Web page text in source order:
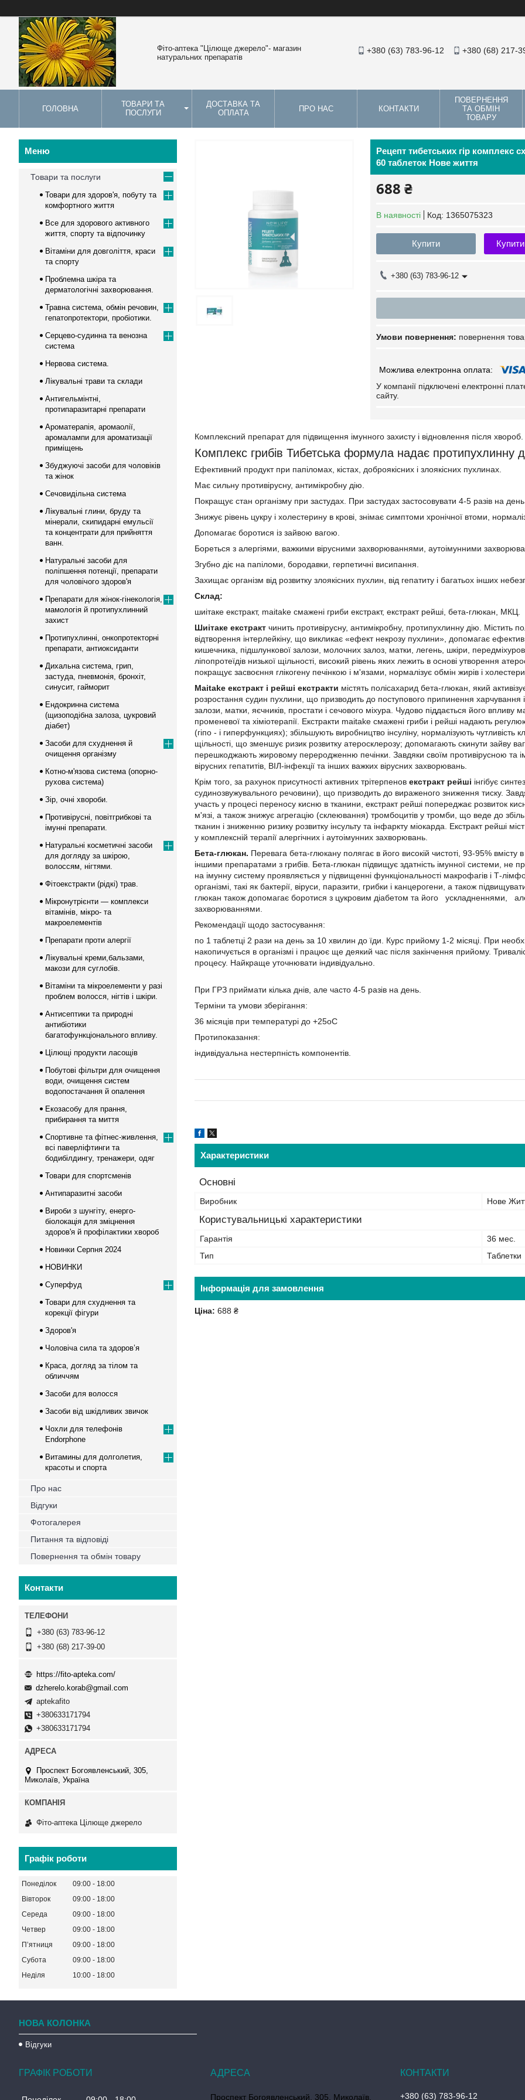
Фіто-аптека "Цілюще джерело"- магазин
натуральних препаратів
+380 (63) 783-96-12 +380 (68) 217-
ГОЛОВНА
ТОВАРИ ТА
ПОСЛУГИ
ДОСТАВКА ТА
ОПЛАТА
ПРО НАС КОНТАКТИ
ПОВЕРНЕННЯ
ТА ОБМІН
ТОВАРУ
Рецепт тибетських гір комплекс
60 таблеток Нове життя
688 ₴
В наявності Код: 1365075323
Купити
+380 (63) 783-96-12
повернення
У компанії підключені електронні
сайту.
Комплексний препарат для підвищення імунного захисту і відновлення після хвороб.
Комплекс грибів Тибетська формула надає протипухлинну
Ефективний продукт при папіломах, кістах, доброякісних і злоякісних пухлинах.
Має сильну противірусну, антимікробну дію.
Покращує стан організму при застудах. При застудах застосовувати 4-5 разів на
Знижує рівень цукру і холестерину в крові, знімає симптоми хронічної втоми,
Допомагає боротися із зайвою вагою.
Бореться з алергіями, важкими вірусними захворюваннями, аутоімунними
Згубно діє на папіломи, бородавки, герпетичні висипання.
Захищає організм від розвитку злоякісних пухлин, від гепатиту і багатьох інших
Склад:
шиітаке екстракт, maitake смажені гриби екстракт, екстракт рейші, бета-глюкан, МКЦ.
Шиітаке екстракт чинить противірусну, антимікробну, протипухлинну дію. Містить
відтворення інтерлейкіну, що викликає «ефект некрозу пухлини», допомагає
кишечника, підшлункової залози, молочних залоз, матки, легень, шкіри,
ліпопротеїдів низької щільності, високий рівень яких лежить в основі утворення
покращує засвоєння глікогену печінкою і м'язами, нормалізує обмін жирів і
Maitake екстракт і рейші екстракти містять полісахарид бета-глюкан, який
розростання судин пухлини, що призводить до поступового припинення харчування
залози, матки, яєчників, простати і сечового міхура. Чудово піддається його впливу
променевої та хіміотерапії. Екстракти maitake смажені гриби і рейші надають
(гіпо - і гиперфункциях); збільшують виробництво інсуліну, нормалізують чутливість
щільності, що зменшує ризик розвитку атеросклерозу; допомагають скинути зайву
перешкоджають жировому переродженню печінки. Завдяки своїм противірусною та
вірусних гепатитів, ВІЛ-інфекції та інших важких вірусних захворювань.
Крім того, за рахунок присутності активних трітерпенов екстракт рейші інгібує
судинозвужувального речовини), що призводить до вираженого зниження тиску.
участь у процесі переносу кисню в тканини, екстракт рейші попереджає розвиток
м'язі, а також знижує агрегацію (склеювання) тромбоцитів у тромби, що веде до
тканин і зниженню ризику розвитку інсульту та інфаркту міокарда. Екстракт рейші
у комплексній терапії алергічних і аутоімунних захворювань.
Бета-глюкан. Перевага бета-глюкану полягає в його високій чистоті, 93-95%
іншими препаратами з грибів. Бета-глюкан підвищує здатність імунної системи, не
на імунну систему проявляється у підвищенні функціональності макрофагів і Т-
організмі, такі як бактерії, віруси, паразити, грибки і канцерогени, а також
глюкан також допомагає боротися з цукровим діабетом та його ускладненнями,
захворюваннями.
Рекомендації щодо застосування:
по 1 таблетці 2 рази на день за 10 хвилин до їди. Курс прийому 1-2 місяці. При
накопичується в організмі і працює ще деякий час після закінчення прийому.
процесу. Найкраще уточнювати індивідуально.
При ГРЗ приймати кілька днів, але часто 4-5 разів на день.
Терміни та умови зберігання:
36 місяців при температурі до +25оС
Протипоказання:
індивідуальна нестерпність компонентів.
Характеристики
Основні
Виробник Нове
Користувальницькі характеристики
Гарантія
36 мес.
Тип
Таблетки
Інформація для замовлення
Ціна: 688 ₴
Товари та послуги
Товари для здоров'я, побуту та
комфортного життя
Все для здорового активного
життя, спорту та відпочинку
Вітаміни для довголіття, краси
та спорту
Проблемна шкіра та
дерматологічні захворювання.
Травна система, обмін речовин,
гепатопротектори, пробіотики.
Серцево-судинна та венозна
система
Нервова система.
Лікувальні трави та склади
Антигельмінтні,
протипаразитарні препарати
Ароматерапія, аромаолії,
аромалампи для ароматизації
приміщень
Збуджуючі засоби для чоловіків
та жінок
Сечовидільна система
Лікувальні глини, бруду та
мінерали, скипидарні емульсії
та концентрати для прийняття
ванн.
Натуральні засоби для
поліпшення потенції, препарати
для чоловічого здоров'я
Препарати для жінок-гінекологія,
мамологія й протипухлинний
захист
Протипухлинні, онкопротекторні
препарати, антиоксиданти
Дихальна система, грип,
застуда, пневмонія, бронхіт,
синусит, гайморит
Ендокринна система
(щизоподібна залоза, цукровий
діабет)
Засоби для схуднення й
очищення організму
Котно-м'язова система (опорно-
рухова система)
Зір, очні хвороби.
Противірусні, повітгрибкові та
імунні препарати.
Натуральні косметичні засоби
для догляду за шкірою,
волоссям, нігтями.
Фітоекстракти (рідкі) трав.
Мікронутрієнти — комплекси
вітамінів, мікро- та
макроелементів
Препарати проти алергії
Лікувальні креми,бальзами,
макози для суглобів.
Вітаміни та мікроелементи у разі
проблем волосся, нігтів і шкіри.
Антисептики та природні
антибіотики
багатофункціонального впливу.
Цілющі продукти ласощів
Побутові фільтри для очищення
води, очищення систем
водопостачання й опалення
Екозасобу для прання,
прибирання та миття
Спортивне та фітнес-живлення,
всі паверліфтинги та
бодибілдингу, тренажери, одяг
Товари для спортсменів
Антипаразитні засоби
Вироби з шунгіту, енерго-
біолокація для зміцнення
здоров'я й профілактики хвороб
Новинки Серпня 2024
НОВИНКИ
Суперфуд
Товари для схуднення та
корекції фігури
Здоров'я
Чоловіча сила та здоров’я
Краса, догляд за тілом та
обличчям
Засоби для волосся
Засоби від шкідливих звичок
Чохли для телефонів
Endorphone
Витамины для долголетия,
красоты и спорта
Про нас
Відгуки
Фотогалерея
Питання та відповіді
Повернення та обмін товару
Контакти
+380 (63) 783-96-12
+380 (68) 217-39-00
https://fito-apteka.com/
dzherelo.korab@gmail.com
aptekafito
+380633171794
+380633171794
Проспект Богоявленський, 305,
Миколаїв, Україна
Фіто-аптека Цілюще джерело
Графік роботи
Понеділок 09:00
18:00
Вівторок
09:00
18:00
Середа
09:00
18:00
Четвер
09:00
18:00
Пʼятниця
09:00
18:00
Субота
09:00
18:00
Неділя
10:00 18:00
НОВА КОЛОНКА
Відгуки
ГРАФІК РОБОТИ
Проспект Богоявленський, 305, Миколаїв, +380 (63) 783-96-12